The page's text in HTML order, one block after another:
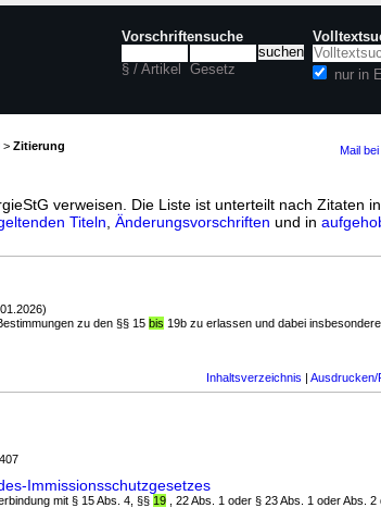
Vorschriftensuche
§ / Artikel Gesetz nur in
> Zitierung Mail
verweisen. Die Liste ist unterteilt nach Zitaten in
Titeln Änderungsvorschriften und in
zu den §§ 15 bis 19b zu erlassen und dabei
Inhaltsverzeichnis | Ausdrucken/
Immissionsschutzgesetzes
mit § 15 Abs. 4, §§ 19 , 22 Abs. 1 oder § 23 Abs. 1 oder Abs. 2